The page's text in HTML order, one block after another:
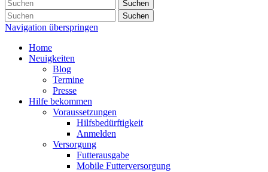
Suchen
Suchen
Navigation überspringen
Home
Neuigkeiten
Blog
Termine
Presse
Hilfe bekommen
Voraussetzungen
Hilfsbedürftigkeit
Anmelden
Versorgung
Futterausgabe
Mobile Futterversorgung